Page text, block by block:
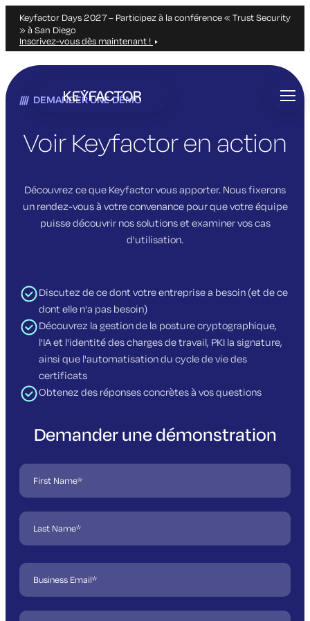
Keyfactor Days 2027 – Participez à la conférence « Trust Security
» à San Diego
Inscrivez-vous dès maintenant !
au
DEMANDER UNE DÉMO
Voir Keyfactor en action
Découvrez ce que Keyfactor vous apporter. Nous fixerons
un rendez-vous à votre convenance pour que votre équipe
puisse découvrir nos solutions et examiner vos cas
d'utilisation.
Discutez de ce dont votre entreprise a besoin (et de ce
dont elle n'a pas besoin)
Découvrez la gestion de la posture cryptographique,
l'IA et l'identité des charges de travail, PKI la signature,
ainsi que l'automatisation du cycle de vie des
certificats
Obtenez des réponses concrètes à vos questions
Demander une démonstration